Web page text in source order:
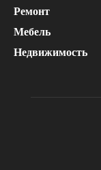
Ремонт
Мебель
Недвижимость